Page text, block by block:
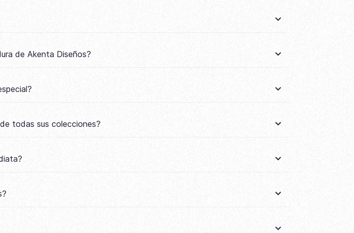
de Akenta Diseños?
todas sus colecciones?